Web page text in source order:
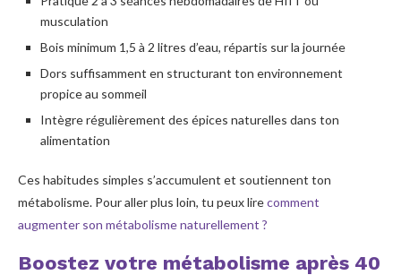
musculation
Bois minimum 1,5 à 2 litres d’eau, répartis sur la journée
Dors suffisamment en structurant ton environnement
propice au sommeil
Intègre régulièrement des épices naturelles dans ton
alimentation
Ces habitudes simples s’accumulent et soutiennent ton
métabolisme. Pour aller plus loin, tu peux lirecomment
augmenter son métabolisme naturellement ?
Boostez votre métabolisme après 40